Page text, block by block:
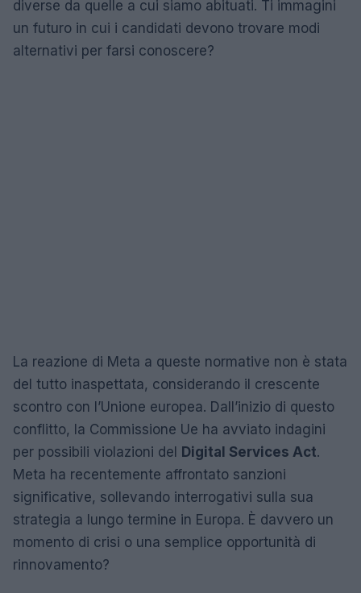
diverse da quelle a cui siamo abituati. Ti immagini
un futuro in cui i candidati devono trovare modi
alternativi per farsi conoscere?
La reazione di Meta a queste normative non è stata
del tutto inaspettata, considerando il crescente
scontro con l’Unione europea. Dall’inizio di questo
conflitto, la Commissione Ue ha avviato indagini
per possibili violazioni del Digital Services Act.
Meta ha recentemente affrontato sanzioni
significative, sollevando interrogativi sulla sua
strategia a lungo termine in Europa. È davvero un
momento di crisi o una semplice opportunità di
rinnovamento?